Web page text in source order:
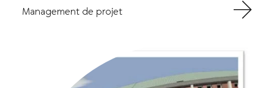
Management de projet